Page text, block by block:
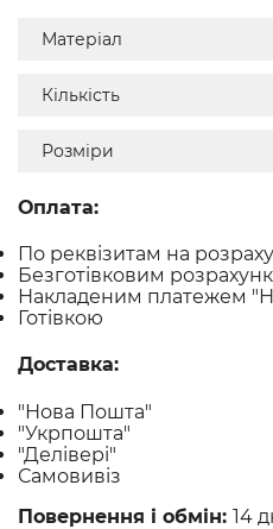
Матеріал
Кількість
Розміри
Оплата:
По реквізитам на
Безготівковим
Накладеним платежем
Готівкою
Доставка:
"Нова Пошта"
"Укрпошта"
"Делівері"
Самовивіз
Повернення і обмін: 14